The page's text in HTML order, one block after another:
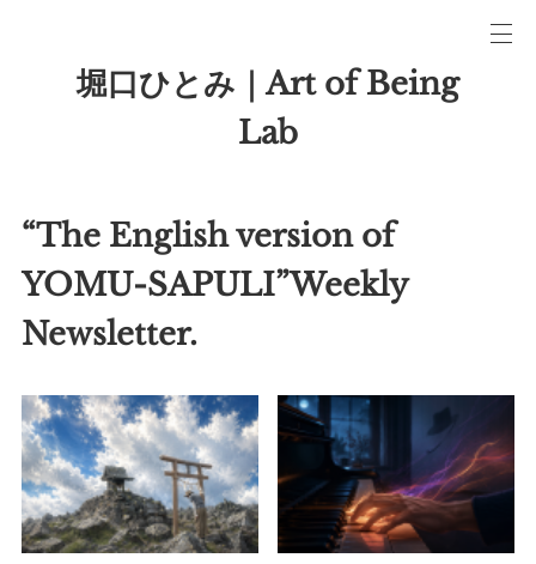
堀口ひとみ｜Art of Being
Lab
“The English version of
YOMU-SAPULI”Weekly
Newsletter.